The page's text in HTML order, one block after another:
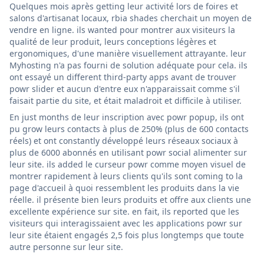
Quelques mois après getting leur activité lors de foires et
salons d'artisanat locaux, rbia shades cherchait un moyen de
vendre en ligne. ils wanted pour montrer aux visiteurs la
qualité de leur produit, leurs conceptions légères et
ergonomiques, d'une manière visuellement attrayante. leur
Myhosting n'a pas fourni de solution adéquate pour cela. ils
ont essayé un different third-party apps avant de trouver
powr slider et aucun d'entre eux n'apparaissait comme s'il
faisait partie du site, et était maladroit et difficile à utiliser.
En just months de leur inscription avec powr popup, ils ont
pu grow leurs contacts à plus de 250% (plus de 600 contacts
réels) et ont constantly développé leurs réseaux sociaux à
plus de 6000 abonnés en utilisant powr social alimenter sur
leur site. ils added le curseur powr comme moyen visuel de
montrer rapidement à leurs clients qu'ils sont coming to la
page d'accueil à quoi ressemblent les produits dans la vie
réelle. il présente bien leurs produits et offre aux clients une
excellente expérience sur site. en fait, ils reported que les
visiteurs qui interagissaient avec les applications powr sur
leur site étaient engagés 2,5 fois plus longtemps que toute
autre personne sur leur site.